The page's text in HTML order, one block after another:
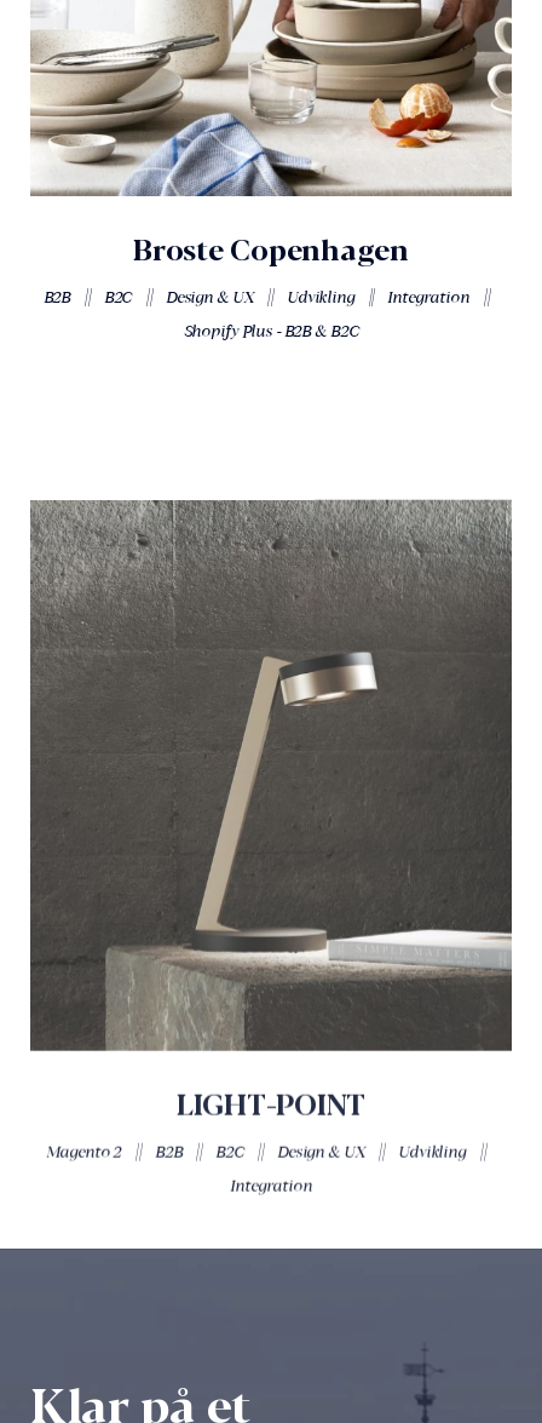
Broste Copenhagen
B2B || B2C || Design & UX || Udvikling || Integration ||
Shopify Plus - B2B & B2C
LIGHT-POINT
|| B2B || B2C Design & UX
Klar på et